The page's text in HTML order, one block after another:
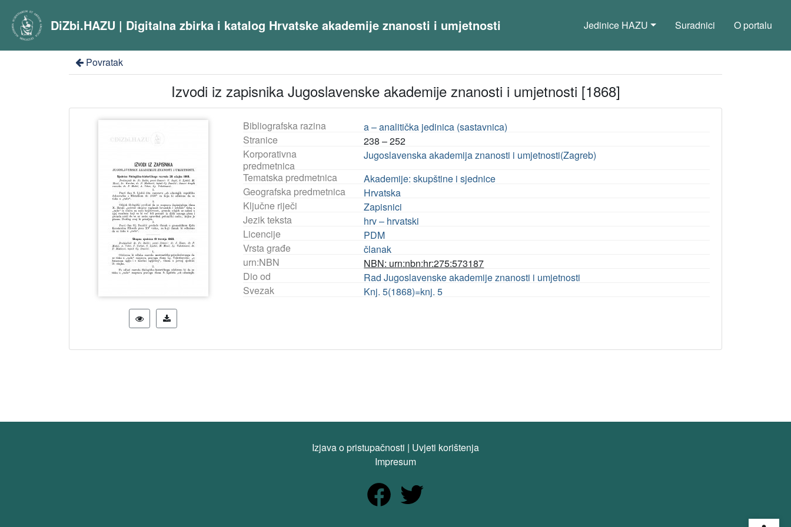
DiZbi.HAZU | Digitalna zbirka i katalog Hrvatske akademije znanosti i umjetnosti Jedinice HAZU Suradnici O portalu
Povratak
Izvodi iz zapisnika Jugoslavenske akademije znanosti i umjetnosti [1868]
Bibliografska razina
a – analitička jedinica (sastavnica)
Stranice
238 – 252
Korporativna
predmetnica
Jugoslavenska akademija znanosti i umjetnosti(Zagreb)
Tematska predmetnica
Akademije: skupštine i sjednice
Geografska predmetnica
Hrvatska
Ključne riječi
Zapisnici
Jezik teksta
hrv – hrvatski
Licencije
PDM
Vrsta građe
članak
urn:NBN
NBN: urn:nbn:hr:275:573187
Dio od
Rad Jugoslavenske akademije znanosti i umjetnosti
Svezak
Knj. 5(1868)=knj. 5
Izjava o pristupačnosti | Uvjeti korištenja
Impresum